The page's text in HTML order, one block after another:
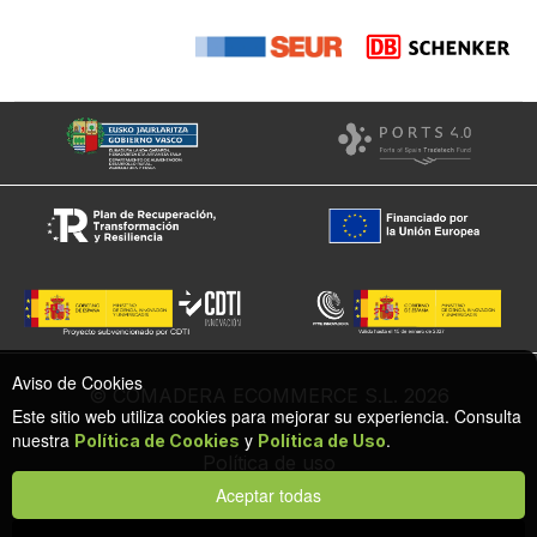
© COMADERA ECOMMERCE S.L. 2026
Política de cookies
Configuración de privacidad y cookies
Aviso de Cookies
Este sitio web utiliza cookies para mejorar su experiencia. Consulta
nuestra Política de Cookies y Política de Uso.
Aceptar todas